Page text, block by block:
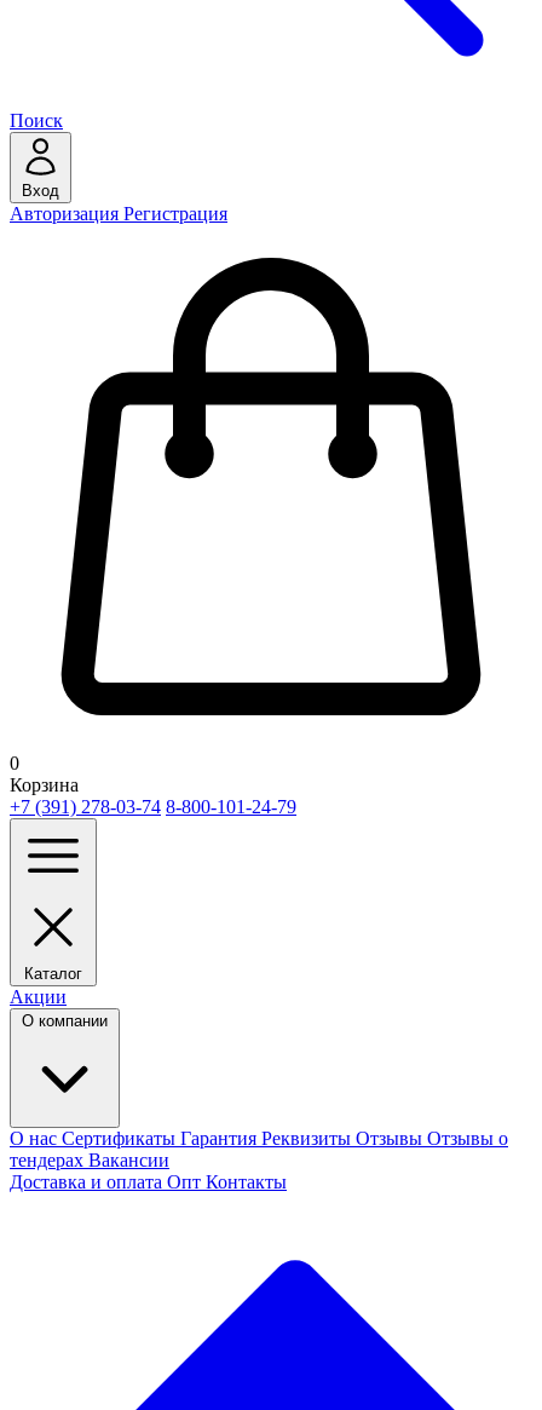
Поиск
Вход
Авторизация Регистрация
0
Корзина
+7 (391) 278-03-74 8-800-101-24-79
Каталог
Акции
О компании
О нас Сертификаты Гарантия Реквизиты Отзывы Отзывы о
тендерах Вакансии
Доставка и оплата Опт Контакты